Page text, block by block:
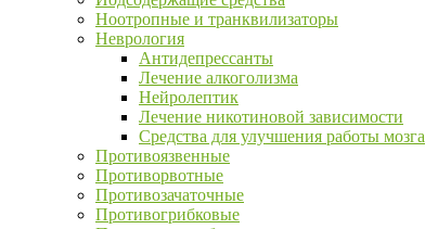
Ноотропные и транквилизаторы
Неврология
Антидепрессанты
Лечение алкоголизма
Нейролептик
Лечение никотиновой зависимости
Средства для улучшения работы мозга
Противоязвенные
Противорвотные
Противозачаточные
Противогрибковые